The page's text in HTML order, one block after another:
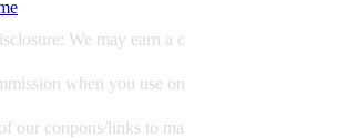
We may earn a c
when you use on
our conpons/links to ma